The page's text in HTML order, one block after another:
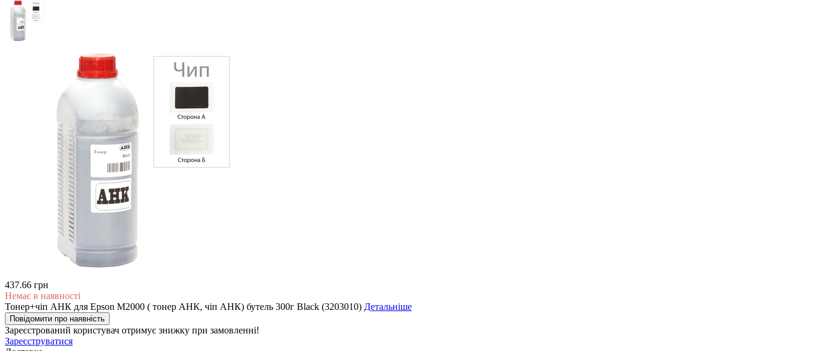
437.66 грн
Немає в наявності
Тонер+чіп АНК для Epson M2000 ( тонер АНК, чіп АНК) бутель 300г Black (3203010) Детальніше
Повідомити про наявність
Зареєстрований користувач отримує знижку при замовленні!
Зареєструватися